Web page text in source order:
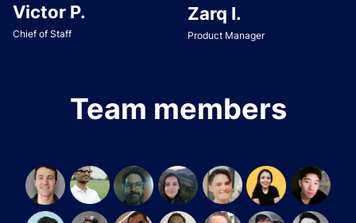
Victor P.
Chief of Staff
Zarq I.
Product Manager
Team members